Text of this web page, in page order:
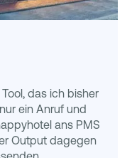
das ich bisher
ein Anruf und
ans PMS
Output dagegen